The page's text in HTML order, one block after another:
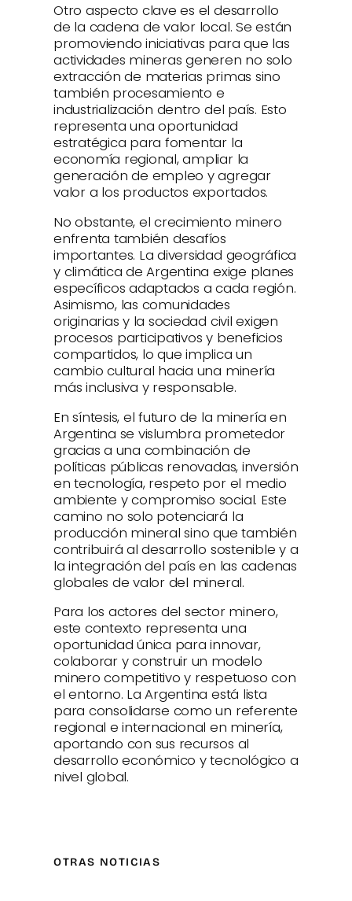
Otro aspecto clave es el desarrollo
de la cadena de valor local. Se están
promoviendo iniciativas para que las
actividades mineras generen no solo
extracción de materias primas sino
también procesamiento e
industrialización dentro del país. Esto
representa una oportunidad
estratégica para fomentar la
economía regional, ampliar la
generación de empleo y agregar
valor a los productos exportados.
No obstante, el crecimiento minero
enfrenta también desafíos
importantes. La diversidad geográfica
y climática de Argentina exige planes
específicos adaptados a cada región.
Asimismo, las comunidades
originarias y la sociedad civil exigen
procesos participativos y beneficios
compartidos, lo que implica un
cambio cultural hacia una minería
más inclusiva y responsable.
En síntesis, el futuro de la minería en
Argentina se vislumbra prometedor
gracias a una combinación de
políticas públicas renovadas, inversión
en tecnología, respeto por el medio
ambiente y compromiso social. Este
camino no solo potenciará la
producción mineral sino que también
contribuirá al desarrollo sostenible y a
la integración del país en las cadenas
globales de valor del mineral.
Para los actores del sector minero,
este contexto representa una
oportunidad única para innovar,
colaborar y construir un modelo
minero competitivo y respetuoso con
el entorno. La Argentina está lista
para consolidarse como un referente
regional e internacional en minería,
aportando con sus recursos al
desarrollo económico y tecnológico a
nivel global.
OTRAS NOTICIAS